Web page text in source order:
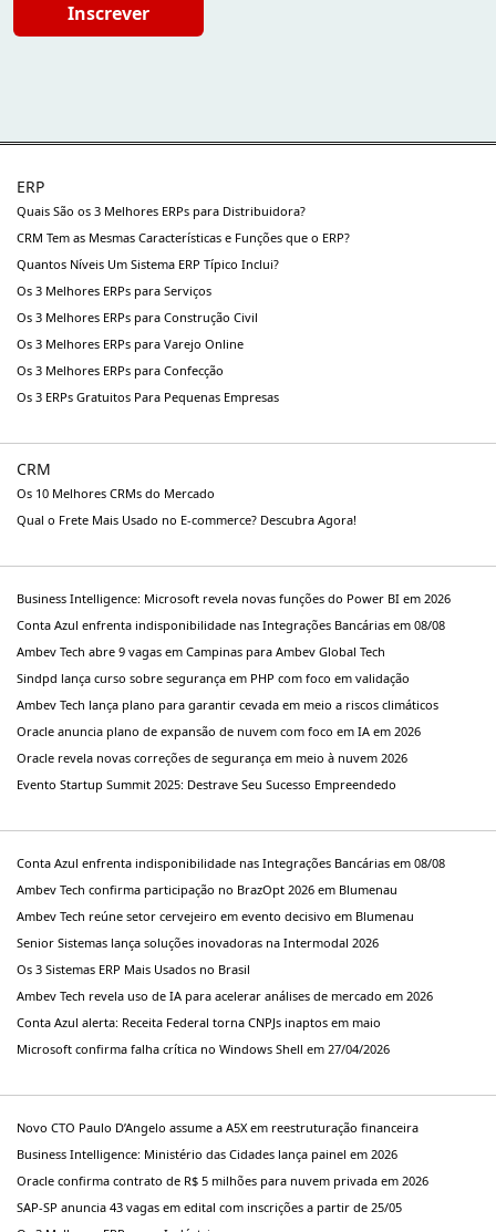
Inscrever
ERP
Quais São os 3 Melhores ERPs para Distribuidora?
CRM Tem as Mesmas Características e Funções que o ERP?
Quantos Níveis Um Sistema ERP Típico Inclui?
Os 3 Melhores ERPs para Serviços
Os 3 Melhores ERPs para Construção Civil
Os 3 Melhores ERPs para Varejo Online
Os 3 Melhores ERPs para Confecção
Os 3 ERPs Gratuitos Para Pequenas Empresas
CRM
Os 10 Melhores CRMs do Mercado
Qual o Frete Mais Usado no E-commerce? Descubra Agora!
Business Intelligence: Microsoft revela novas funções do Power BI em 2026
Conta Azul enfrenta indisponibilidade nas Integrações Bancárias em 08/08
Ambev Tech abre 9 vagas em Campinas para Ambev Global Tech
Sindpd lança curso sobre segurança em PHP com foco em validação
Ambev Tech lança plano para garantir cevada em meio a riscos climáticos
Oracle anuncia plano de expansão de nuvem com foco em IA em 2026
Oracle revela novas correções de segurança em meio à nuvem 2026
Evento Startup Summit 2025: Destrave Seu Sucesso Empreendedo
Conta Azul enfrenta indisponibilidade nas Integrações Bancárias em 08/08
Ambev Tech confirma participação no BrazOpt 2026 em Blumenau
Ambev Tech reúne setor cervejeiro em evento decisivo em Blumenau
Senior Sistemas lança soluções inovadoras na Intermodal 2026
Os 3 Sistemas ERP Mais Usados no Brasil
Ambev Tech revela uso de IA para acelerar análises de mercado em 2026
Conta Azul alerta: Receita Federal torna CNPJs inaptos em maio
Microsoft confirma falha crítica no Windows Shell em 27/04/2026
Novo CTO Paulo D’Angelo assume a A5X em reestruturação financeira
Business Intelligence: Ministério das Cidades lança painel em 2026
Oracle confirma contrato de R$ 5 milhões para nuvem privada em 2026
SAP-SP anuncia 43 vagas em edital com inscrições a partir de 25/05